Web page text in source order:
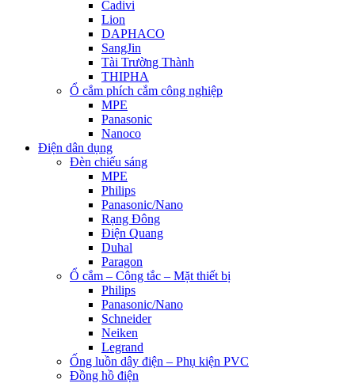
Cadivi
Lion
DAPHACO
SangJin
Tài Trường Thành
THIPHA
Ổ cắm phích cắm công nghiệp
MPE
Panasonic
Nanoco
Điện dân dụng
Đèn chiếu sáng
MPE
Philips
Panasonic/Nano
Rạng Đông
Điện Quang
Duhal
Paragon
Ổ cắm – Công tắc – Mặt thiết bị
Philips
Panasonic/Nano
Schneider
Neiken
Legrand
Ống luồn dây điện – Phụ kiện PVC
Đồng hồ điện